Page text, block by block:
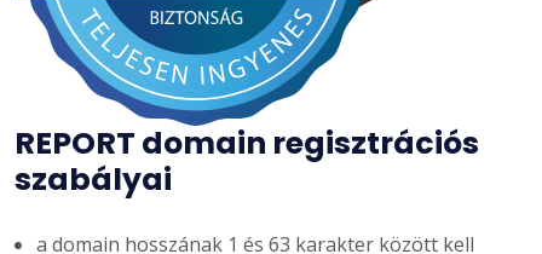
REPORT domain regisztrációs
szabályai
a domain hosszának 1 és 63 karakter között kell